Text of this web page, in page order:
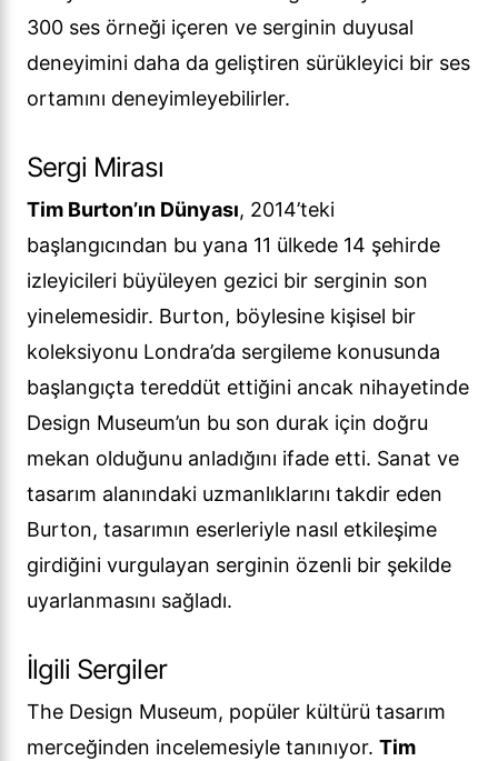
300 ses örneği içeren ve serginin duyusal
deneyimini daha da geliştiren sürükleyici bir ses
ortamını deneyimleyebilirler.
Sergi Mirası
Tim Burton’ın Dünyası, 2014’teki
başlangıcından bu yana 11 ülkede 14 şehirde
izleyicileri büyüleyen gezici bir serginin son
yinelemesidir. Burton, böylesine kişisel bir
koleksiyonu Londra’da sergileme konusunda
başlangıçta tereddüt ettiğini ancak nihayetinde
Design Museum’un bu son durak için doğru
mekan olduğunu anladığını ifade etti. Sanat ve
tasarım alanındaki uzmanlıklarını takdir eden
Burton, tasarımın eserleriyle nasıl etkileşime
girdiğini vurgulayan serginin özenli bir şekilde
uyarlanmasını sağladı.
İlgili Sergiler
The Design Museum, popüler kültürü tasarım
merceğinden incelemesiyle tanınıyor. Tim